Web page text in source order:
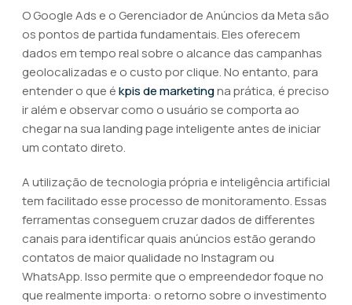
O Google Ads e o Gerenciador de Anúncios da Meta são
os pontos de partida fundamentais. Eles oferecem
dados em tempo real sobre o alcance das campanhas
geolocalizadas e o custo por clique. No entanto, para
entender o que ékpis de marketingna prática, é preciso
ir além e observar como o usuário se comporta ao
chegar na sua landing page inteligente antes de iniciar
um contato direto.
A utilização de tecnologia própria e inteligência artificial
tem facilitado esse processo de monitoramento. Essas
ferramentas conseguem cruzar dados de differentes
canais para identificar quais anúncios estão gerando
contatos de maior qualidade no Instagram ou
WhatsApp. Isso permite que o empreendedor foque no
que realmente importa: o retorno sobre o investimento